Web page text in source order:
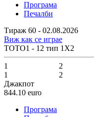
Програма
Печалби
Тираж 60 - 02.08.2026
Виж как се играе
ТОТО1 - 12 тип 1X2
1
1
2
2
Джакпот
844.10 euro
Програма